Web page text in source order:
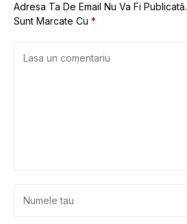
Adresa Ta De Email Nu Va Fi Publicată.
Sunt Marcate Cu *